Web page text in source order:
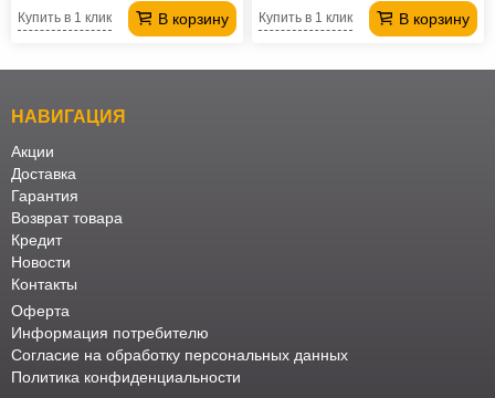
В корзину
Купить в 1 клик В корзину
Купить в 1 клик
НАВИГАЦИЯ
Акции
Доставка
Гарантия
Возврат товара
Кредит
Новости
Контакты
Оферта
Информация потребителю
Согласие на обработку персональных данных
Политика конфиденциальности